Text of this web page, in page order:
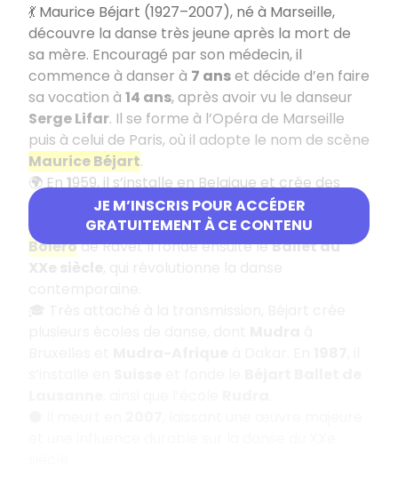
JE M’INSCRIS POUR ACCÉDER
GRATUITEMENT À CE CONTENU
💃 Maurice Béjart (1927–2007), né à Marseille,
découvre la danse très jeune après la mort de
sa mère. Encouragé par son médecin, il
commence à danser à 7 anset décide d’en faire
sa vocation à 14 ans, après avoir vu le danseur
Serge Lifar. Il se forme à l’Opéra de Marseille
puis à celui de Paris, où il adopte le nom de scène
Maurice Béjart.
🌍 En 1959, il s’installe en Belgique et crée des
chorégraphies devenues mythiques comme
Sacre du Printempset surtout le célèbre
Bolérode Ravel. Il fonde ensuite leBallet du